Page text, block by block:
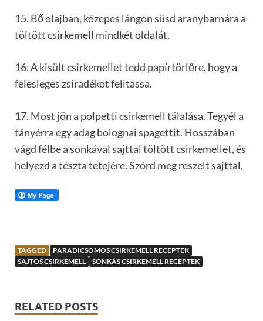
15. Bő olajban, közepes lángon süsd aranybarnára a
töltött csirkemell mindkét oldalát.
16. A kisült csirkemellet tedd papírtörlőre, hogy a
felesleges zsiradékot felitassa.
17. Most jön a polpetti csirkemell tálalása. Tegyél a
tányérra egy adag bolognai spagettit. Hosszában
vágd félbe a sonkával sajttal töltött csirkemellet, és
helyezd a tészta tetejére. Szórd meg reszelt sajttal.
TAGGED
PARADICSOMOS CSIRKEMELL RECEPTEK
SAJTOS CSIRKEMELL
SONKÁS CSIRKEMELL RECEPTEK
RELATED POSTS